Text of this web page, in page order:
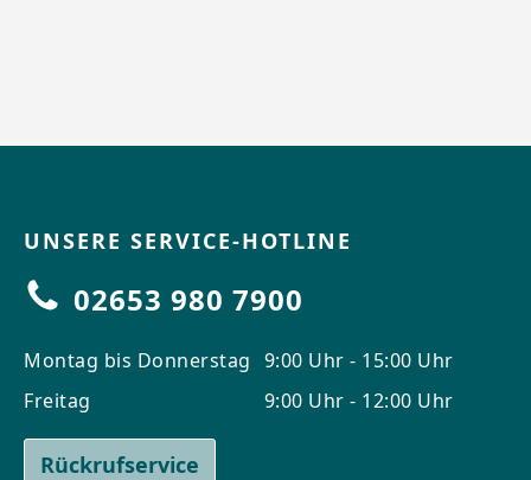
UNSERE SERVICE-HOTLINE
02653 980 7900
Montag bis Donnerstag
Freitag
9:00 Uhr - 15:00 Uhr
9:00 Uhr - 12:00 Uhr
Rückrufservice